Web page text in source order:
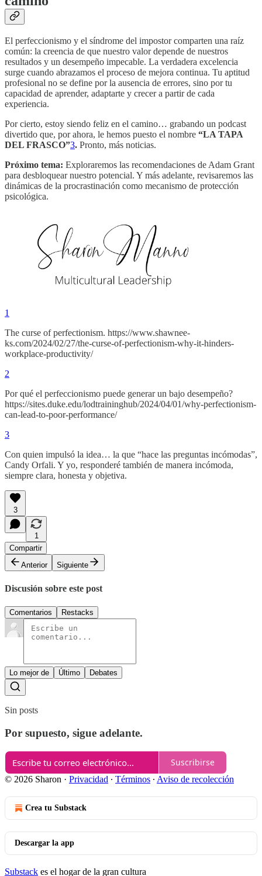
El perfeccionismo y el síndrome del impostor comparten una raíz
común: la creencia de que nuestro valor depende de nuestros
resultados y un desempeño impecable. La verdadera excelencia
surge cuando abrazamos el proceso de mejora continua. Tu aptitud
profesional no se define por la ausencia de errores, sino por tu
capacidad de aprender, adaptarte y crecer a partir de cada
experiencia.
Por cierto, estoy siendo feliz en el camino… grabando un podcast
divertido que, por ahora, le hemos puesto el nombre “LA TAPA
DEL FRASCO”3. Pronto, más noticias.
Próximo tema: Exploraremos las recomendaciones de Adam Grant
para desbloquear nuestro potencial. Y más adelante, revisaremos las
dinámicas de la procrastinación como mecanismo de protección
psicológica.
1
The curse of perfectionism. https://www.shawnee-
ks.com/2024/02/27/the-curse-of-perfectionism-why-it-hinders-
workplace-productivity/
2
Por qué el perfeccionismo puede generar un bajo desempeño?
https://sites.duke.edu/lodtraininghub/2024/04/01/why-perfectionism-
can-lead-to-poor-performance/
3
Con quien impulsó la idea… la que “hace las preguntas incómodas”,
Candy Orfali. Y yo, responderé también de manera incómoda,
siempre clara, honesta y objetiva.
3
1
Compartir
Anterior
Siguiente
Discusión sobre este post
Comentarios Restacks
Lo mejor de Último Debates
Sin posts
Por supuesto, sigue adelante.
Suscribirse
© 2026 Sharon · Privacidad ∙ Términos ∙ Aviso de recolección
Crea tu Substack
Descargar la app
Substack es el hogar de la gran cultura